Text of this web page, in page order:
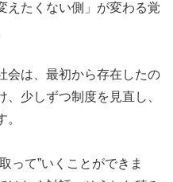
えたくない側」が変わる覚
会は、最初から存在したの
少しずつ制度を見直し、
って”いくことができま